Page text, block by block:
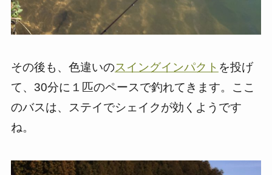
その後も、色違いのスイングインパクト を投げ
て、30分に１匹のペースで釣れてきます。ここ
のバスは、ステイでシェイクが効くようです
ね。